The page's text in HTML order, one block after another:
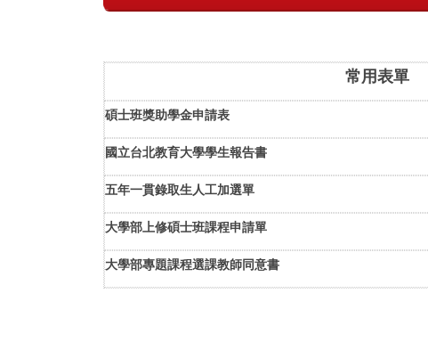
常用表單
碩士班獎助學金申請表
國立台北教育大學學生報告書
五年一貫錄取生人工加選單
大學部上修碩士班課程申請單
大學部專題課程選課教師同意書